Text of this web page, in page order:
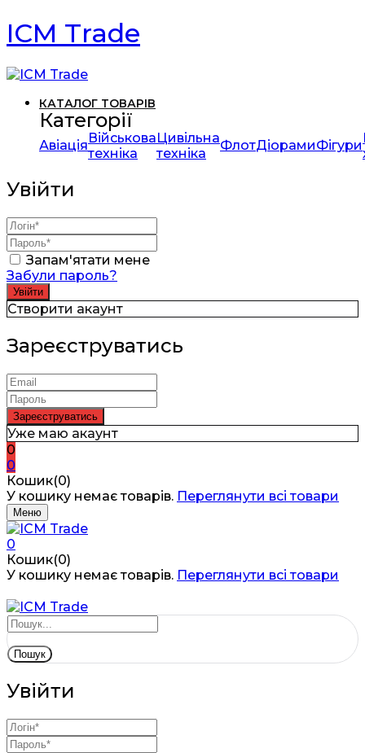
ICM Trade
КАТАЛОГ ТОВАРІВ
Категорії
АвіаціяВійськова
техніка
Цивільна
техніка
ФлотДіорамиФігури
Увійти
Запам'ятати мене
Забули пароль?
Створити акаунт
Зареєструватись
Уже маю акаунт
0
0
Кошик(0)
У кошику немає товарів. Переглянути всі товари
Меню
0
Кошик(0)
У кошику немає товарів. Переглянути всі товари
Пошук
Увійти